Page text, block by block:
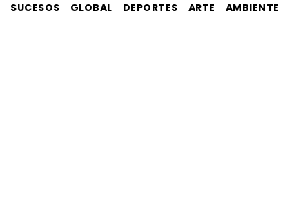
SUCESOS GLOBAL DEPORTES ARTE AMBIENTE